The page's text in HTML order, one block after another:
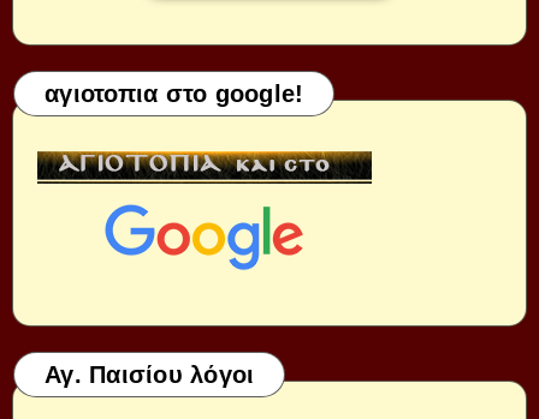
αγιοτοπια στο google!
Αγ. Παισίου λόγοι